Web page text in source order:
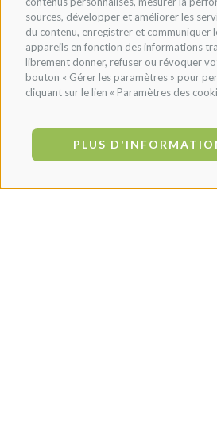
sources, développer et améliorer les
du contenu, enregistrer et communiquer
appareils en fonction des informations
librement donner, refuser ou révoquer
bouton « Gérer les paramètres » pour
cliquant sur le lien « Paramètres des
PLUS